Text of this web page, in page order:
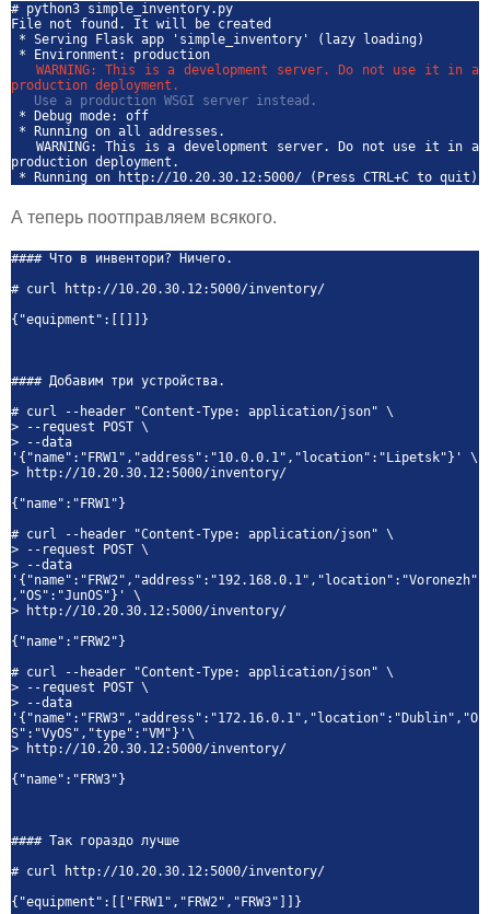
# python3 simple_inventory.py
File not found. It will be created
* Serving Flask app 'simple_inventory' (lazy loading)
* Environment: production
WARNING: This is a development server. Do not use it in a
production deployment.
Use a production WSGI server instead.
* Debug mode: off
* Running on all addresses.
WARNING: This is a development server. Do not use it in a
production deployment.
* Running on http://10.20.30.12:5000/ (Press CTRL+C to quit)
А теперь поотправляем всякого.
#### Что в инвентори? Ничего.
# curl http://10.20.30.12:5000/inventory/
{"equipment":[[]]}
#### Добавим три устройства.
# curl --header "Content-Type: application/json" \
> --request POST \
> --data
'{"name":"FRW1","address":"10.0.0.1","location":"Lipetsk"}' \
> http://10.20.30.12:5000/inventory/
{"name":"FRW1"}
# curl --header "Content-Type: application/json" \
> --request POST \
> --data
'{"name":"FRW2","address":"192.168.0.1","location":"Voronezh"
,"OS":"JunOS"}' \
> http://10.20.30.12:5000/inventory/
{"name":"FRW2"}
# curl --header "Content-Type: application/json" \
> --request POST \
> --data
'{"name":"FRW3","address":"172.16.0.1","location":"Dublin","O
S":"VyOS","type":"VM"}'\
> http://10.20.30.12:5000/inventory/
{"name":"FRW3"}
#### Так гораздо лучше
# curl http://10.20.30.12:5000/inventory/
{"equipment":[["FRW1","FRW2","FRW3"]]}